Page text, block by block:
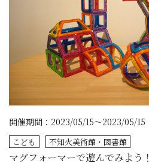
マグフォーマーで遊んでみよう！
開催期間：2023/05/15～2023/05/15
こども 不知火美術館・図書館